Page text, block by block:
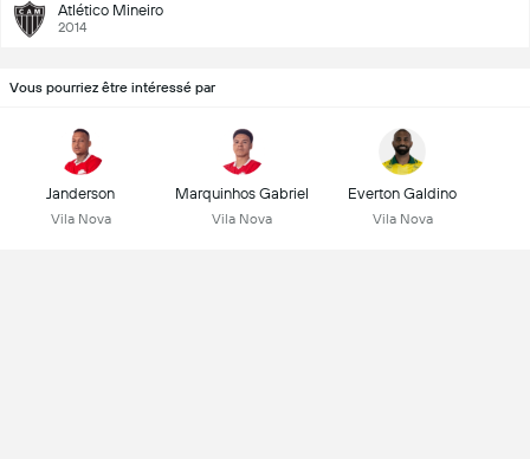
Atlético Mineiro
2014
Vous pourriez être intéressé par
Janderson
Vila Nova
Marquinhos Gabriel
Vila Nova
Everton Galdino
Vila Nova